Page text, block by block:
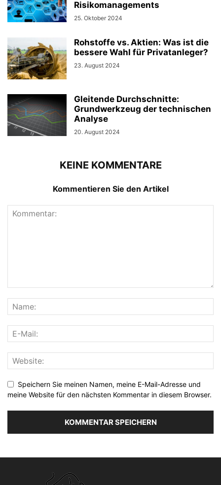
Risikomanagements
25. Oktober 2024
Rohstoffe vs. Aktien: Was ist die
bessere Wahl für Privatanleger?
23. August 2024
Gleitende Durchschnitte:
Grundwerkzeug der technischen
Analyse
20. August 2024
KEINE KOMMENTARE
Kommentieren Sie den Artikel
Speichern Sie meinen Namen, meine E-Mail-Adresse und
meine Website für den nächsten Kommentar in diesem Browser.